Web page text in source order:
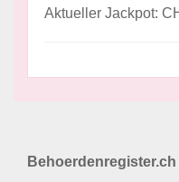
Aktueller Jackpot:
Behoerdenregister.ch